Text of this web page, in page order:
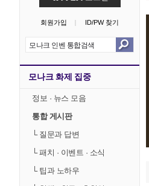
회원가입 ID/PW 찾기
모나크 화제 집중
정보 · 뉴스 모음
통합 게시판
└질문과 답변
└패치 · 이벤트 · 소식
└팁과 노하우